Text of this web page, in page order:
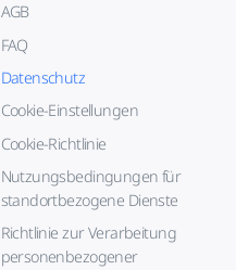
AGB
FAQ
Datenschutz
Cookie-Einstellungen
Cookie-Richtlinie
Nutzungsbedingungen für
standortbezogene Dienste
Richtlinie zur Verarbeitung
personenbezogener